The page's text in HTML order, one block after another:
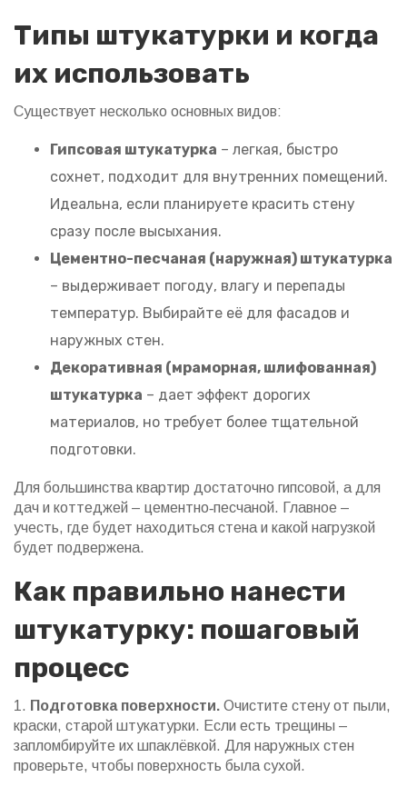
Типы штукатурки и когда
их использовать
Существует несколько основных видов:
Гипсовая штукатурка – легкая, быстро
сохнет, подходит для внутренних помещений.
Идеальна, если планируете красить стену
сразу после высыхания.
Цементно-песчаная (наружная) штукатурка
– выдерживает погоду, влагу и перепады
температур. Выбирайте её для фасадов и
наружных стен.
Декоративная (мраморная, шлифованная)
штукатурка – дает эффект дорогих
материалов, но требует более тщательной
подготовки.
Для большинства квартир достаточно гипсовой, а для
дач и коттеджей – цементно‑песчаной. Главное –
учесть, где будет находиться стена и какой нагрузкой
будет подвержена.
Как правильно нанести
штукатурку: пошаговый
процесс
1. Подготовка поверхности. Очистите стену от пыли,
краски, старой штукатурки. Если есть трещины –
запломбируйте их шпаклёвкой. Для наружных стен
проверьте, чтобы поверхность была сухой.